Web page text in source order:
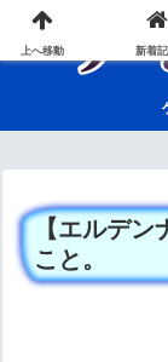
【エルデ
こと。
上へ移動 新着